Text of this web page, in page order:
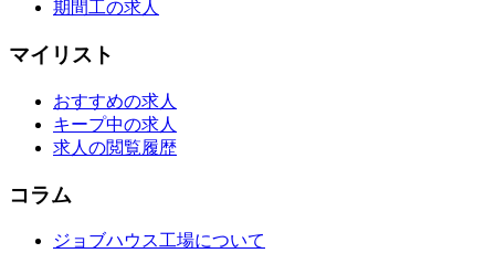
期間工の求人
マイリスト
おすすめの求人
キープ中の求人
求人の閲覧履歴
コラム
ジョブハウス工場について